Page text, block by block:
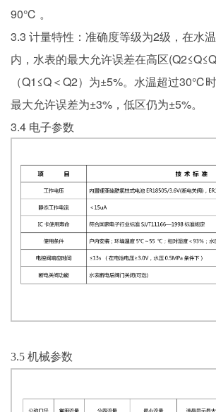
90℃ 。
3.3 计量特性：准确度等级为2级，在
内，水表的最大允许误差在高区
（Q1≤Q＜Q2）为±5%。水温超过30℃
最大允许误差为±3%，低区仍为±5%。
3.4 电子参数
3.5 机械参数